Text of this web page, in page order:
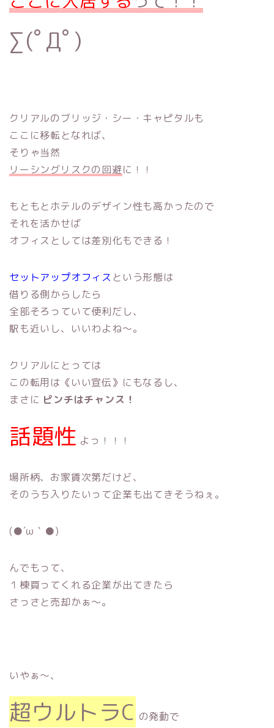
∑(ﾟДﾟ)
クリアルのブリッジ・シー・キャピタルも
ここに移転となれば、
そりゃ当然
リーシングリスクの回避に！！
もともとホテルのデザイン性も高かったので
それを活かせば
オフィスとしては差別化もできる！
セットアップオフィス という形態は
借りる側からしたら
全部そろっていて便利だし、
駅も近いし、いいわよね〜。
クリアルにとっては
この転用は《いい宣伝》にもなるし、
まさに ピンチはチャンス！
話題性 よっ！！！
場所柄、お家賃次第だけど、
そのうち入りたいって企業も出てきそうねぇ。
(●´ω｀●)
んでもって、
１棟買ってくれる企業が出てきたら
さっさと売却かぁ〜。
いやぁ〜、
超ウルトラC の発動で